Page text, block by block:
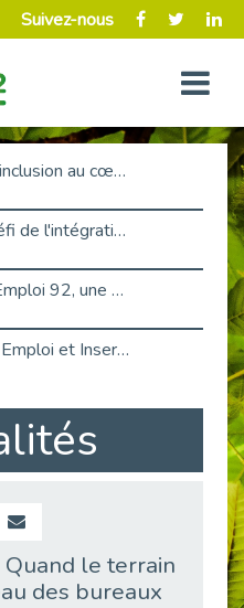
Suivez-nous
[Retour sur événement] L'inclusion au cœur de la Place de l'Emploi à La Défense !
Travailler autrement : Le défi de l'intégration des maladies chroniques en entreprise
Primark recrute avec Cap Emploi 92, une matinée couronnée de succès !
Job Dating de Colombes – Emploi et Insertion
Aborder l'entretien et la situation de handicap en toute confiance
Retour sur l’atelier « Optimiser sa recherche d’emploi »
Emploi & Handicap : Hachette Livre et Cap emploi 92 renforcent leur collaboration
le terrain
des bureaux